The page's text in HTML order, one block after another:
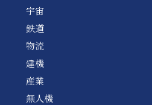
宇宙
鉄道
物流
建機
産業
無人機